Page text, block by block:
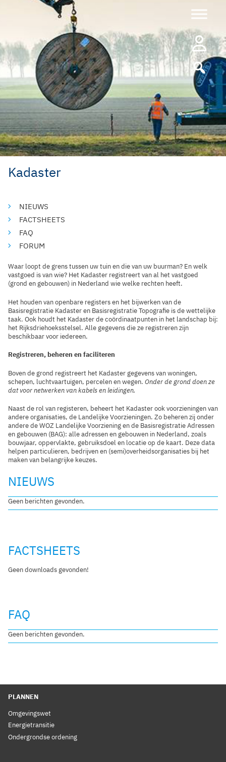
Kadaster
NIEUWS
FACTSHEETS
FAQ
FORUM
Waar loopt de grens tussen uw tuin en die van uw buurman? En welk
vastgoed is van wie? Het Kadaster registreert van al het vastgoed
(grond en gebouwen) in Nederland wie welke rechten heeft.
Het houden van openbare registers en het bijwerken van de
Basisregistratie Kadaster en Basisregistratie Topografie is de wettelijke
taak. Ook houdt het Kadaster de coördinaatpunten in het landschap bij:
het Rijksdriehoeksstelsel. Alle gegevens die ze registreren zijn
beschikbaar voor iedereen.
Registreren, beheren en faciliteren
Boven de grond registreert het Kadaster gegevens van woningen,
schepen, luchtvaartuigen, percelen en wegen. Onder de grond doen ze
dat voor netwerken van kabels en leidingen.
Naast de rol van registeren, beheert het Kadaster ook voorzieningen van
andere organisaties, de Landelijke Voorzieningen. Zo beheren zij onder
andere de WOZ Landelijke Voorziening en de Basisregistratie Adressen
en gebouwen (BAG): alle adressen en gebouwen in Nederland, zoals
bouwjaar, oppervlakte, gebruiksdoel en locatie op de kaart. Deze data
helpen particulieren, bedrijven en (semi)overheidsorganisaties bij het
maken van belangrijke keuzes.
NIEUWS
Geen berichten gevonden.
FACTSHEETS
Geen downloads gevonden!
FAQ
Geen berichten gevonden.
PLANNEN
Omgevingswet
Energietransitie
Ondergrondse ordening